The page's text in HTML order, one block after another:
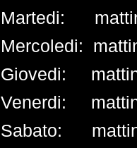
Martedi:
Mercoledi:
Giovedi:
Venerdi:
Sabato: